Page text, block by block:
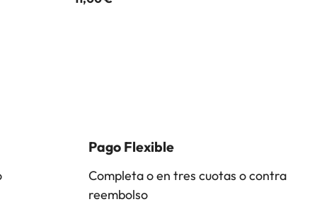
Pago Flexible
Completa o en tres cuotas o contra
reembolso